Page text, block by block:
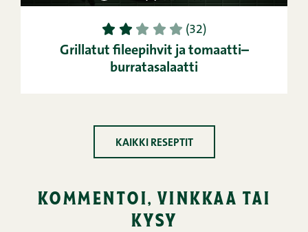
1 2 3 4 5 (32)
Grillatut fileepihvit ja tomaatti–
burratasalaatti
KAIKKI RESEPTIT
kommentoi, vinkkaa tai
kysy